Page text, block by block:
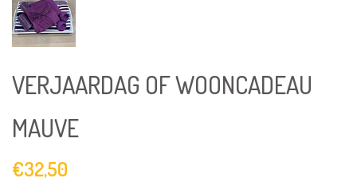
VERJAARDAG OF WOONCADEAU
MAUVE
€32,50